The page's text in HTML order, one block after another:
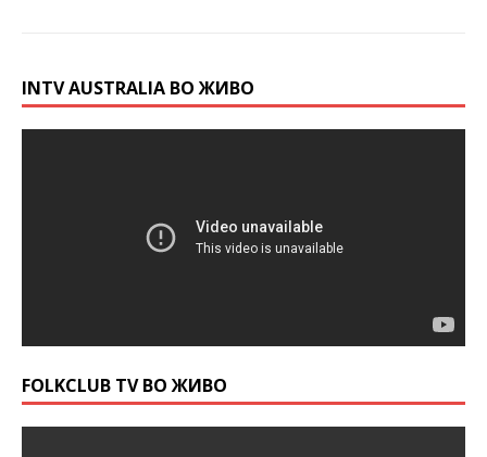
INTV AUSTRALIA ВО ЖИВО
FOLKCLUB TV ВО ЖИВО